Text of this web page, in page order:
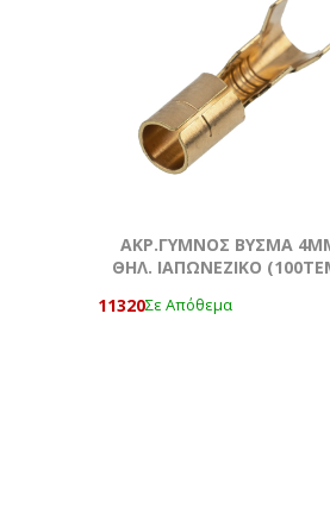
ΑΚΡ.ΓΥΜΝΟΣ ΒΥΣΜΑ
ΘΗΛ. ΙΑΠΩΝΕΖΙΚΟ
11320Σε Απόθεμα